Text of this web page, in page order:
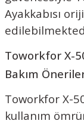
Ayakkabısı
Toworkfor X-
Bakım
Toworkfor X-
kullanım